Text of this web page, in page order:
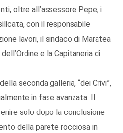
oltre all’assessore Pepe, i
con il responsabile
lavori, il sindaco di Maratea
e la Capitaneria di
seconda galleria, “dei Crivi”,
in fase avanzata. Il
solo dopo la conclusione
della parete rocciosa in